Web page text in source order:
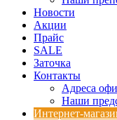
Новости
Акции
Прайс
SALE
Заточка
Контакты
Адреса
Наши
Интернет-